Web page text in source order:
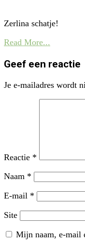
Zerlina schatje!
Read More...
Geef een reactie
Je e-mailadres wordt
Reactie *
Naam *
E-mail *
Site
Mijn naam, e-mail